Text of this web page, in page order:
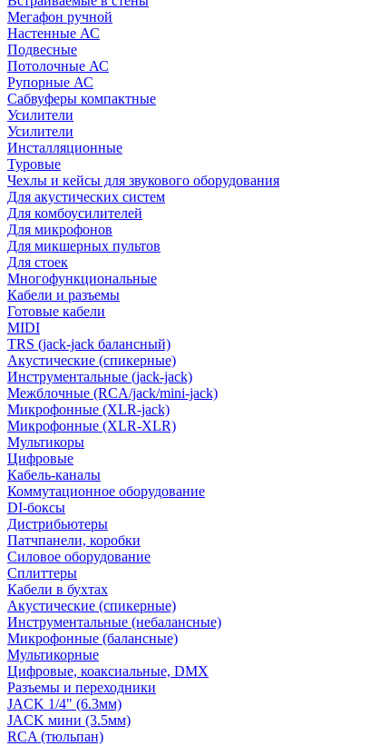
Мегафон ручной
Настенные АС
Подвесные
Потолочные АС
Рупорные АС
Сабвуферы компактные
Усилители
Усилители
Инсталляционные
Туровые
Чехлы и кейсы для звукового оборудования
Для акустических систем
Для комбоусилителей
Для микрофонов
Для микшерных пультов
Для стоек
Многофункциональные
Кабели и разъемы
Готовые кабели
MIDI
TRS (jack-jack балансный)
Акустические (спикерные)
Инструментальные (jack-jack)
Межблочные (RCA/jack/mini-jack)
Микрофонные (XLR-jack)
Микрофонные (XLR-XLR)
Мультикоры
Цифровые
Кабель-каналы
Коммутационное оборудование
DI-боксы
Дистрибьютеры
Патчпанели, коробки
Силовое оборудование
Сплиттеры
Кабели в бухтах
Акустические (спикерные)
Инструментальные (небалансные)
Микрофонные (балансные)
Мультикорные
Цифровые, коаксиальные, DMX
Разъемы и переходники
JACK 1/4" (6.3мм)
JACK мини (3.5мм)
RCA (тюльпан)